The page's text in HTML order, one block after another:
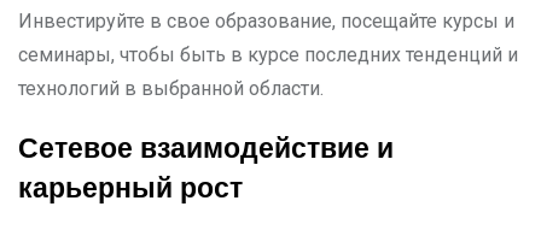
Инвестируйте в свое образование, посещайте курсы и
семинары, чтобы быть в курсе последних тенденций и
технологий в выбранной области.
Сетевое взаимодействие и
карьерный рост